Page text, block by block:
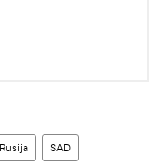
Rusija SAD